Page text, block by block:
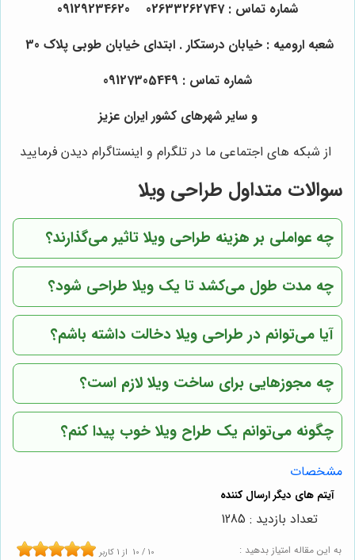
شماره تماس : 02633262747 09129234620
شعبه ارومیه : خیابان درستکار . ابتدای خیابان طوبی پلاک 30
شماره تماس : 09127305449
و سایر شهرهای کشور ایران عزیز
از شبکه های اجتماعی ما در تلگرام و اینستاگرام دیدن فرمایید
سوالات متداول طراحی ویلا
چه عواملی بر هزینه طراحی ویلا تاثیر می‌گذارند؟
چه مدت طول می‌کشد تا یک ویلا طراحی شود؟
آیا می‌توانم در طراحی ویلا دخالت داشته باشم؟
چه مجوزهایی برای ساخت ویلا لازم است؟
چگونه می‌توانم یک طراح ویلا خوب پیدا کنم؟
مشخصات
به این مقاله امتیاز بدهید : 10 / 10 از 1 کاربر
تعداد بازدید : 1285